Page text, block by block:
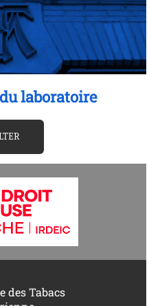
laboratoire
des Tabacs